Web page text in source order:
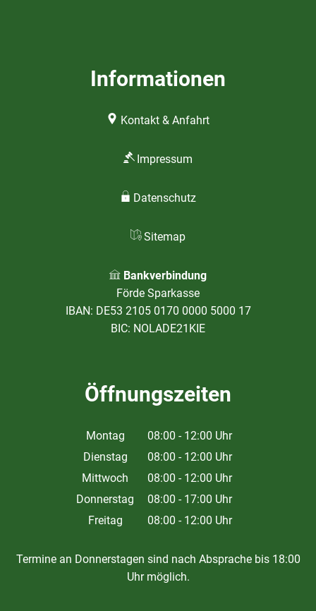
Informationen
Kontakt & Anfahrt
Impressum
Datenschutz
Sitemap
Bankverbindung
Förde Sparkasse
IBAN: DE53 2105 0170 0000 5000 17
BIC: NOLADE21KIE
Öffnungszeiten
Montag 08:00 - 12:00 Uhr
Von 08:00 bis 12:00 Uhr
Dienstag 08:00 - 12:00 Uhr
Von 08:00 bis 12:00 Uhr
Mittwoch 08:00 - 12:00 Uhr
Von 08:00 bis 12:00 Uhr
Donnerstag 08:00 - 17:00 Uhr
Von 08:00 bis 17:00 Uhr
Freitag 08:00 - 12:00 Uhr
Termine an Donnerstagen sind nach Absprache bis 18:00
Uhr möglich.